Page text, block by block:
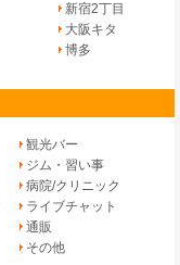
新宿2丁目
大阪キタ
博多
観光バー
ジム・習い事
病院/クリニック
ライブチャット
通販
その他